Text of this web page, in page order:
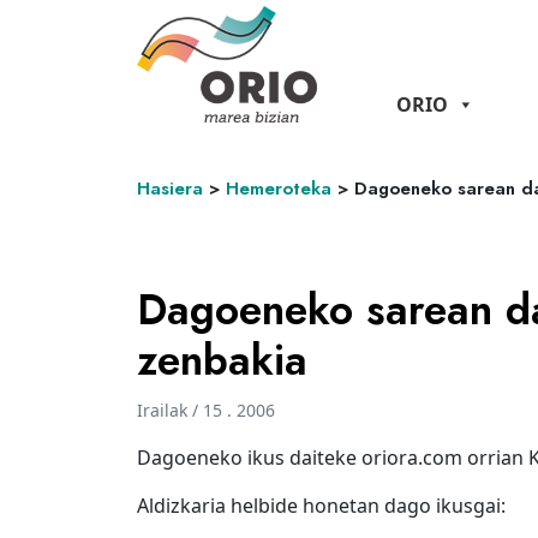
ORIO
Hasiera > Hemeroteka > Dagoeneko sarean
Dagoeneko sarean
zenbakia
Irailak / 15 . 2006
Dagoeneko ikus daiteke oriora.com orrian
Aldizkaria helbide honetan dago ikusgai: